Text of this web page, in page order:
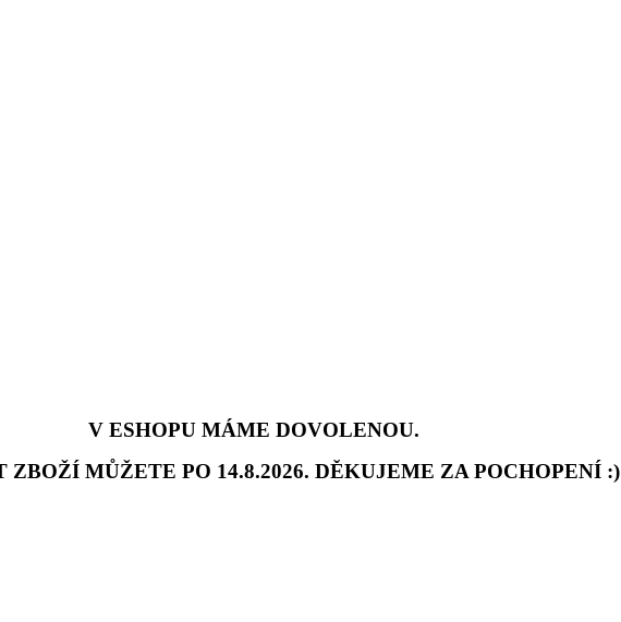
V ESHOPU MÁME DOVOLENOU.
ZBOŽÍ MŮŽETE PO 14.8.2026. DĚKUJEME ZA POCHOPENÍ :)